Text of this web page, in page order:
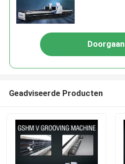
Doorgaan
Geadviseerde Producten